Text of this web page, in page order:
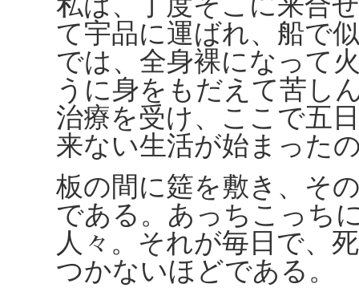
て宇品に運ばれ、船で
では、全身裸になって
うに身をもだえて苦し
治療を受け、ここで五
来ない生活が始まった
板の間に筵を敷き、そ
である。あっちこっち
人々。それが毎日で、
つかないほどである。